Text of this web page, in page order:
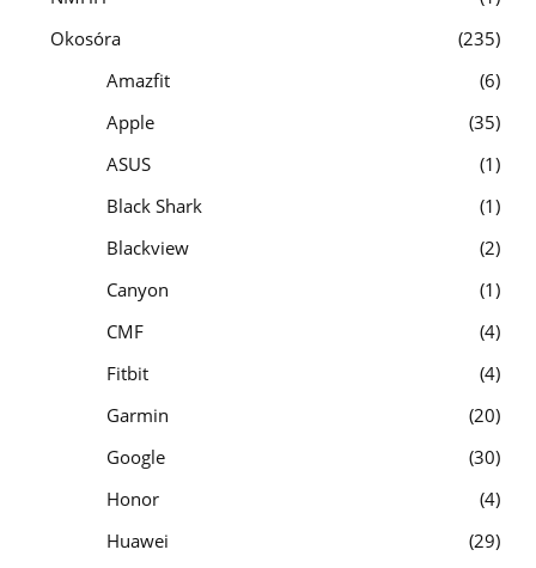
Okosóra
235
Amazfit
6
Apple
35
ASUS
1
Black Shark
1
Blackview
2
Canyon
1
CMF
4
Fitbit
4
Garmin
20
Google
30
Honor
4
Huawei
29